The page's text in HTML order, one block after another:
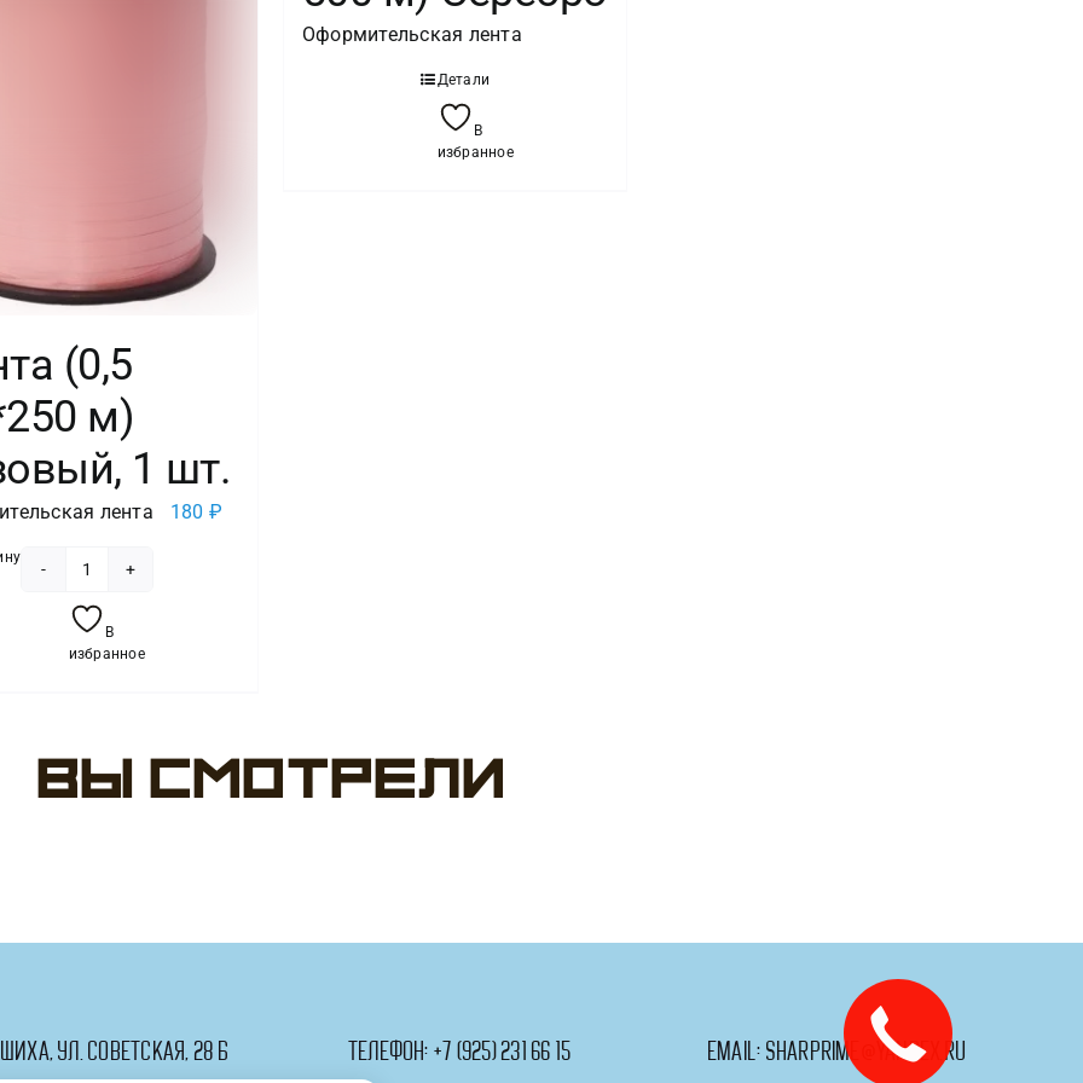
(0,5
м)
1 шт.
лента 180 ₽
товара
Лента
Розовый,
В
избранное
Оформительская лента
Детали
В
избранное
Вы смотрели
ул. Советская, 28 Б телефон: +7 (925) 231 66 15 email: sharprime@yandex.ru